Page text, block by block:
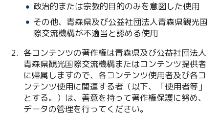
政治的または宗教的目的のみを意図した使用
その他、青森県及び公益社団法人青森県観光国
際交流機構が不適当と認める使用
各コンテンツの著作権は青森県及び公益社団法人
青森県観光国際交流機構またはコンテンツ提供者
に帰属しますので、各コンテンツ使用者及び各コ
ンテンツ使用に関連する者（以下、「使用者等」
とする。）は、善意を持って著作権保護に努め、
データの管理を行ってください。
Facebook
Line
Copy URL